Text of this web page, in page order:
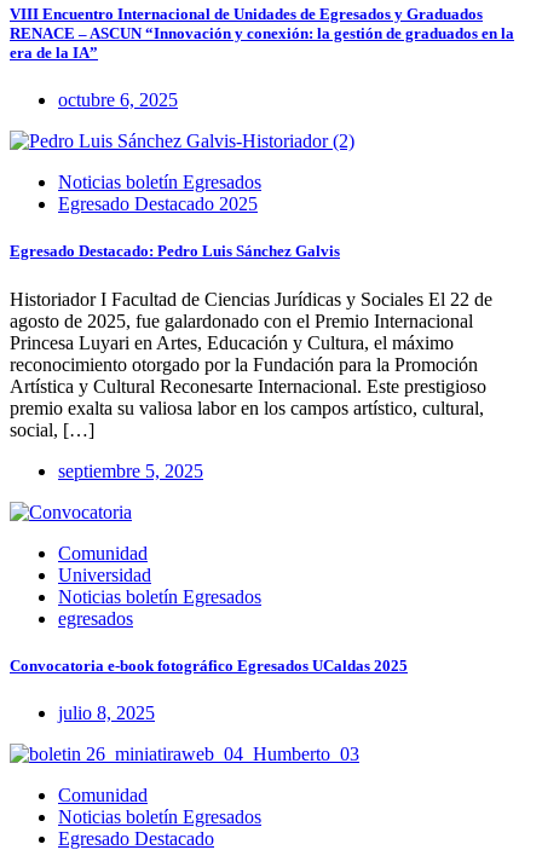
VIII Encuentro Internacional de Unidades de Egresados y Graduados
RENACE – ASCUN “Innovación y conexión: la gestión de graduados en la
era de la IA”
octubre 6, 2025
Noticias boletín Egresados
Egresado Destacado 2025
Egresado Destacado: Pedro Luis Sánchez Galvis
Historiador I Facultad de Ciencias Jurídicas y Sociales El 22 de
agosto de 2025, fue galardonado con el Premio Internacional
Princesa Luyari en Artes, Educación y Cultura, el máximo
reconocimiento otorgado por la Fundación para la Promoción
Artística y Cultural Reconesarte Internacional. Este prestigioso
premio exalta su valiosa labor en los campos artístico, cultural,
social, […]
septiembre 5, 2025
Comunidad
Universidad
Noticias boletín Egresados
egresados
Convocatoria e-book fotográfico Egresados UCaldas 2025
julio 8, 2025
Comunidad
Noticias boletín Egresados
Egresado Destacado